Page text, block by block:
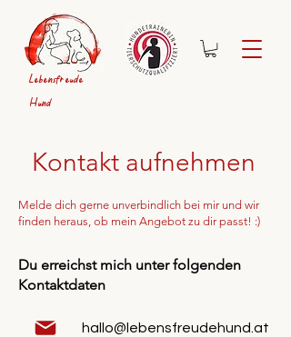
Lebensfreude
Hund
Kontakt aufnehmen
Melde dich gerne unverbindlich bei mir und wir
finden heraus, ob mein Angebot zu dir passt! :)
Du erreichst mich unter folgenden
Kontaktdaten
hallo@lebensfreudehund.at